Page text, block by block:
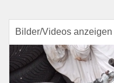
Bilder/Videos anzeigen